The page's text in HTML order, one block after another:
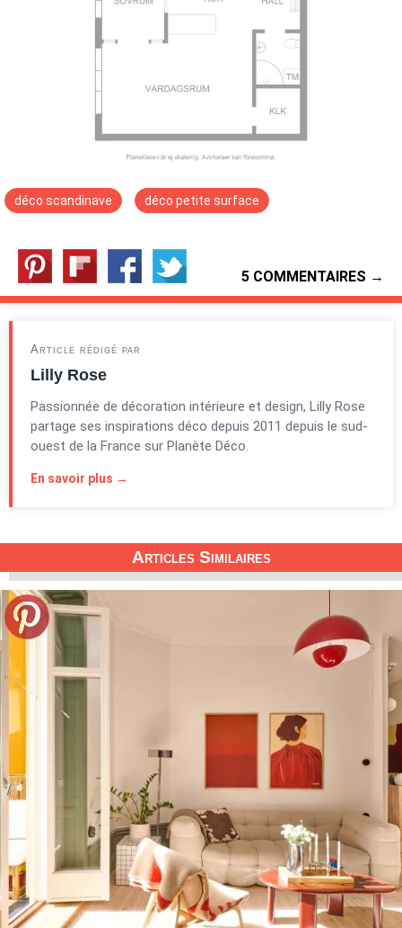
déco scandinave déco petite surface
5 COMMENTAIRES →
Article rédigé par
Lilly Rose
Passionnée de décoration intérieure et design, Lilly Rose
partage ses inspirations déco depuis 2011 depuis le sud-
ouest de la France sur Planète Déco.
En savoir plus →
Articles Similaires